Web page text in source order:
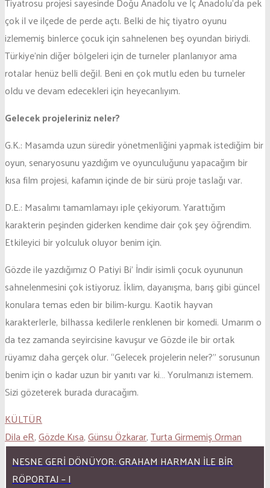
çok il ve ilçede de perde açtı. Belki de hiç tiyatro oyunu
izlememiş binlerce çocuk için sahnelenen beş oyundan biriydi.
Türkiye’nin diğer bölgeleri için de turneler planlanıyor ama
rotalar henüz belli değil. Beni en çok mutlu eden bu turneler
oldu ve devam edecekleri için heyecanlıyım.
Gelecek projeleriniz neler?
G.K.: Masamda uzun süredir yönetmenliğini yapmak istediğim bir
oyun, senaryosunu yazdığım ve oyunculuğunu yapacağım bir
kısa film projesi, kafamın içinde de bir sürü proje taslağı var.
D.E.: Masalımı tamamlamayı iple çekiyorum. Yarattığım
karakterin peşinden giderken kendime dair çok şey öğrendim.
Etkileyici bir yolculuk oluyor benim için.
Gözde ile yazdığımız O Patiyi Bi’ İndir isimli çocuk oyununun
sahnelenmesini çok istiyoruz. İklim, dayanışma, barış gibi güncel
konulara temas eden bir bilim-kurgu. Kaotik hayvan
karakterlerle, bilhassa kedilerle renklenen bir komedi. Umarım o
da tez zamanda seyircisine kavuşur ve Gözde ile bir ortak
rüyamız daha gerçek olur. “Gelecek projelerin neler?” sorusunun
benim için o kadar uzun bir yanıtı var ki… Yorulmanızı istemem.
Sizi gözeterek burada duracağım.
KÜLTÜR
Dila eR,Gözde Kısa,Günsu Özkarar,Turta Girmemiş Orman
NESNE GERI DÖNÜYOR: GRAHAM HARMAN ILE BIR
RÖPORTAJ – I